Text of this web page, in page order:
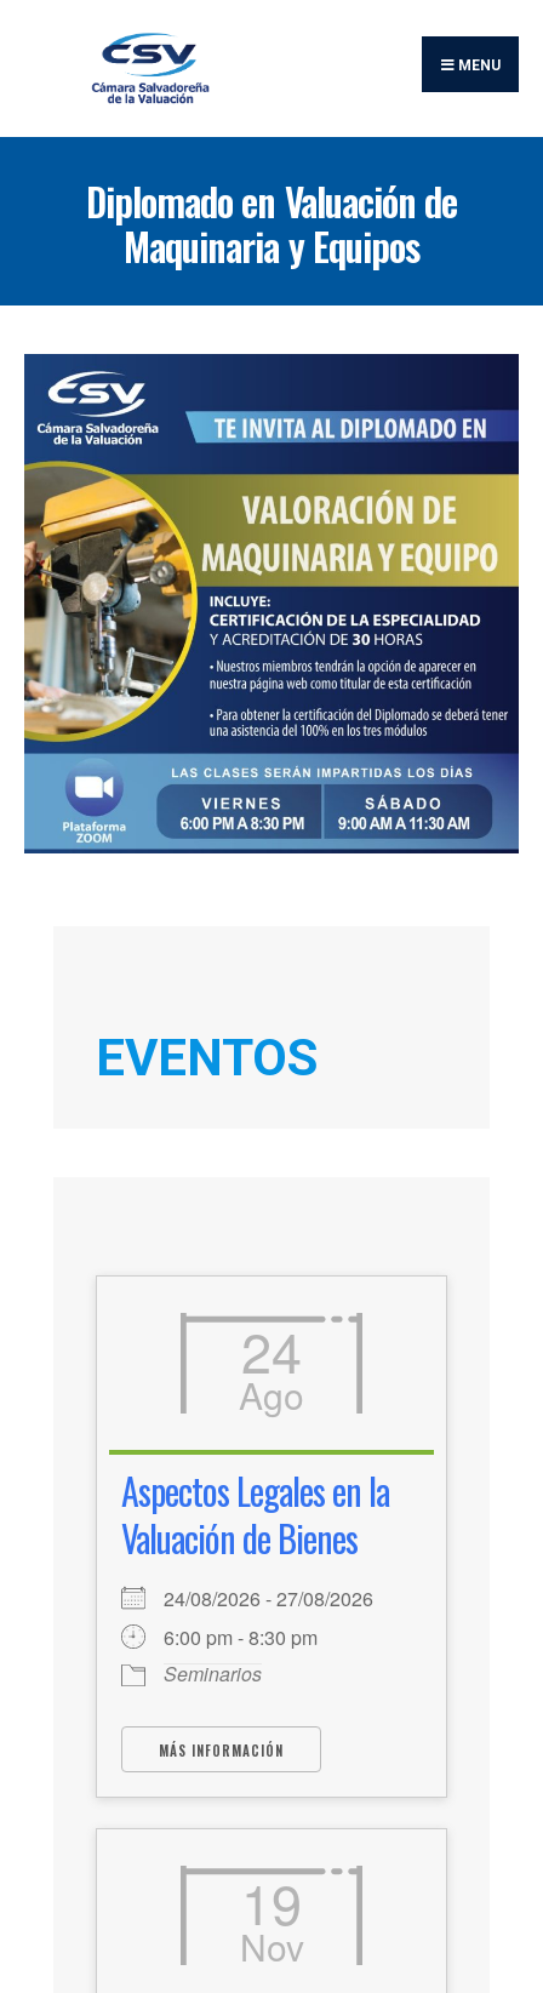
MENU
Diplomado en Valuación de
Maquinaria y Equipos
EVENTOS
24
Ago
Aspectos Legales en la
Valuación de Bienes
24/08/2026 - 27/08/2026
6:00 pm - 8:30 pm
Seminarios
MÁS INFORMACIÓN
19
Nov